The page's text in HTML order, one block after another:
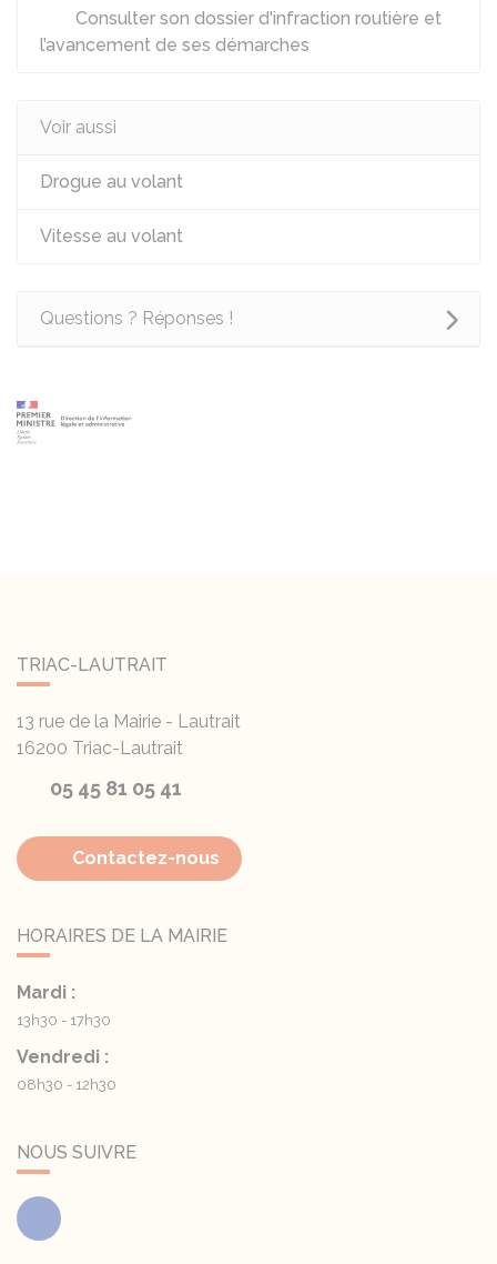
Consulter son dossier d'infraction routière et
l’avancement de ses démarches
Voir aussi
Drogue au volant
Vitesse au volant
Questions ? Réponses !
TRIAC-LAUTRAIT
13 rue de la Mairie - Lautrait
16200 Triac-Lautrait
05 45 81 05 41
Contactez-nous
HORAIRES DE LA MAIRIE
Mardi :
13h30 - 17h30
Vendredi :
08h30 - 12h30
NOUS SUIVRE
Facebook